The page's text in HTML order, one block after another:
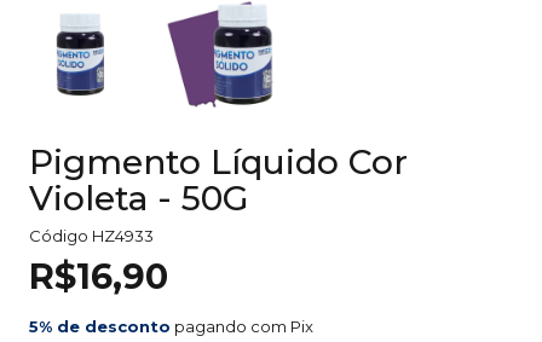
Pigmento Líquido Cor
Violeta - 50G
Código HZ4933
R$16,90
5% de desconto pagando com Pix